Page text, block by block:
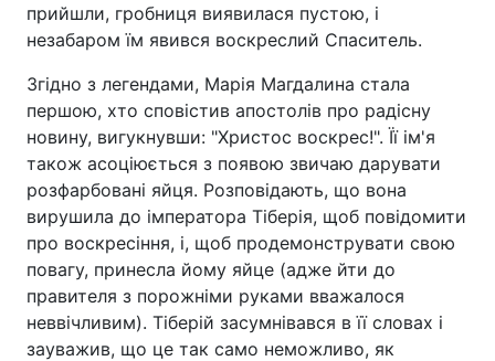
прийшли, гробниця виявилася пустою, і
незабаром їм явився воскреслий Спаситель.
Згідно з легендами, Марія Магдалина стала
першою, хто сповістив апостолів про радісну
новину, вигукнувши: "Христос воскрес!". Її ім'я
також асоціюється з появою звичаю дарувати
розфарбовані яйця. Розповідають, що вона
вирушила до імператора Тіберія, щоб повідомити
про воскресіння, і, щоб продемонструвати свою
повагу, принесла йому яйце (адже йти до
правителя з порожніми руками вважалося
неввічливим). Тіберій засумнівався в її словах і
зауважив, що це так само неможливо, як